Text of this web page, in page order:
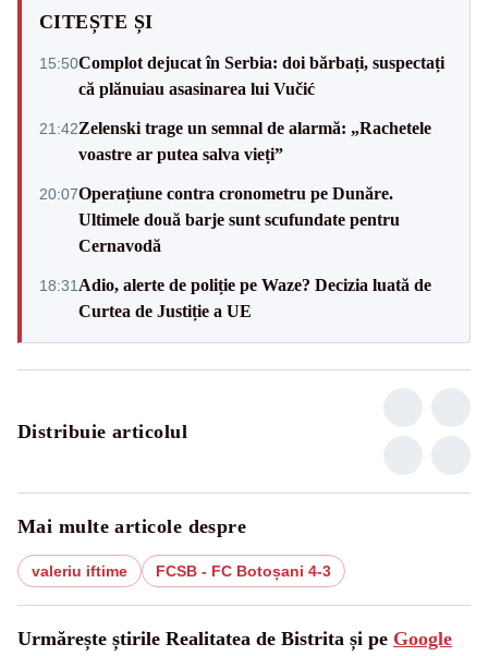
CITEȘTE ȘI
15:50Complot dejucat în Serbia: doi bărbați, suspectați
că plănuiau asasinarea lui Vučić
21:42Zelenski trage un semnal de alarmă: „Rachetele
voastre ar putea salva vieți”
20:07Operațiune contra cronometru pe Dunăre.
Ultimele două barje sunt scufundate pentru
Cernavodă
18:31 Adio, alerte de poliție pe Waze? Decizia luată de
Curtea de Justiție a UE
Distribuie articolul
Mai multe articole despre
valeriu iftime FCSB - FC Botoșani 4-3
Urmărește știrile Realitatea de Bistrita și pe Google